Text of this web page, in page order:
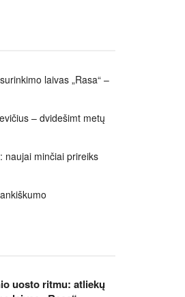
laivas „Rasa“ –
– dvidešimt metų
naujai minčiai prireiks
uosto ritmu: atliekų